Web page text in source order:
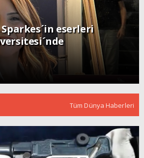
eserleri
Tüm Dünya Haberleri